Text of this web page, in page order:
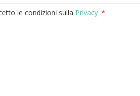
le condizioni sulla Privacy